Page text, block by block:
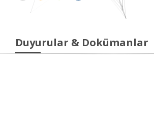
Duyurular & Dokümanlar